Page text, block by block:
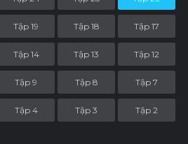
Tập 19 Tập 18 Tập 17
Tập 14 Tập 13 Tập 12
Tập 9 Tập 8 Tập 7
Tập 4 Tập 3 Tập 2